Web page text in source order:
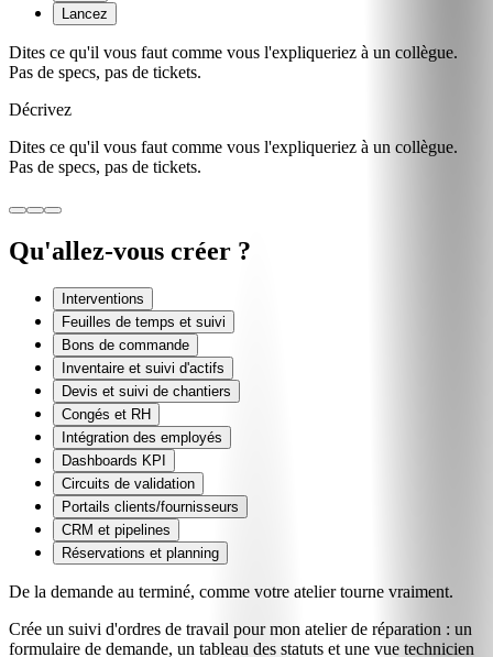
Lancez
Dites ce qu'il vous faut comme vous l'expliqueriez à un collègue.
Pas de specs, pas de tickets.
Décrivez
Dites ce qu'il vous faut comme vous l'expliqueriez à un collègue.
Pas de specs, pas de tickets.
Qu'allez-vous créer ?
Interventions
Feuilles de temps et suivi
Bons de commande
Inventaire et suivi d'actifs
Devis et suivi de chantiers
Congés et RH
Intégration des employés
Dashboards KPI
Circuits de validation
Portails clients/fournisseurs
CRM et pipelines
Réservations et planning
De la demande au terminé, comme votre atelier tourne vraiment.
Crée un suivi d'ordres de travail pour mon atelier de réparation : un
formulaire de demande, un tableau des statuts et une vue technicien